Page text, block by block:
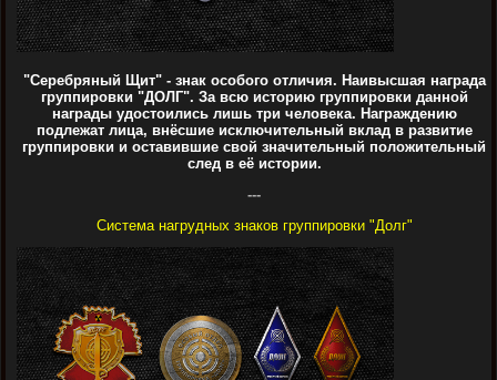
"Серебряный Щит" - знак особого отличия. Наивысшая награда
группировки "ДОЛГ". За всю историю группировки данной
награды удостоились лишь три человека. Награждению
подлежат лица, внёсшие исключительный вклад в развитие
группировки и оставившие свой значительный положительный
след в её истории.
---
Система нагрудных знаков группировки "Долг"